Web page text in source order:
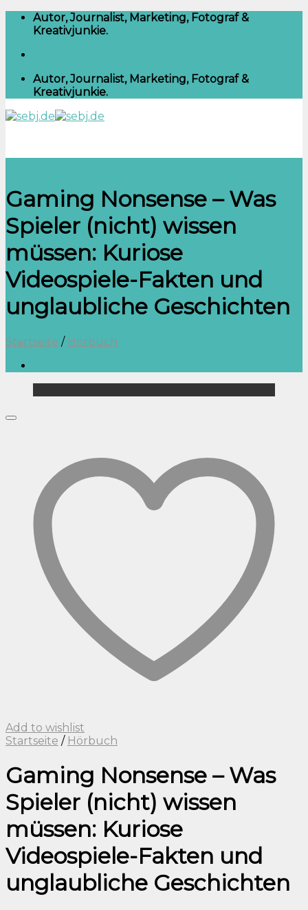
Skip
Autor, Journalist, Marketing, Fotograf &
Kreativjunkie.
Autor, Journalist, Marketing, Fotograf &
Kreativjunkie.
Gaming Nonsense – Was
Spieler (nicht) wissen
müssen: Kuriose
Videospiele-Fakten und
unglaubliche Geschichten
Startseite / Hörbuch
Add to wishlist
Startseite / Hörbuch
Gaming Nonsense – Was
Spieler (nicht) wissen
müssen: Kuriose
Videospiele-Fakten und
unglaubliche Geschichten